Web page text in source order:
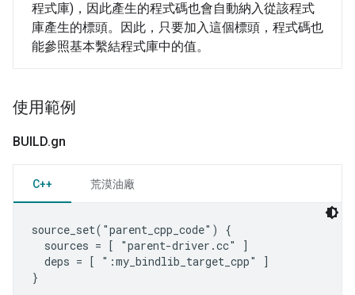
程式庫)，因此產生的程式碼也會自動納入從該程式
庫產生的標頭。因此，只要加入這個標頭，程式碼也
能參照基本繫結程式庫中的值。
使用範例
BUILD.gn
C++ 荒漠油廠
source_set("parent_cpp_code") {
  sources = [ "parent-driver.cc" ]
  deps = [ ":my_bindlib_target_cpp" ]
}